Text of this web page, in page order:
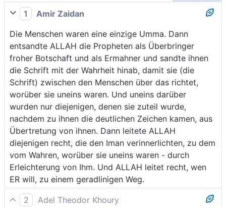
1
Amir Zaidan
Die Menschen waren eine einzige Umma. Dann
entsandte ALLAH die Propheten als Überbringer
froher Botschaft und als Ermahner und sandte ihnen
die Schrift mit der Wahrheit hinab, damit sie (die
Schrift) zwischen den Menschen über das richtet,
worüber sie uneins waren. Und uneins darüber
wurden nur diejenigen, denen sie zuteil wurde,
nachdem zu ihnen die deutlichen Zeichen kamen, aus
Übertretung von ihnen. Dann leitete ALLAH
diejenigen recht, die den Iman verinnerlichten, zu dem
vom Wahren, worüber sie uneins waren - durch
Erleichterung von Ihm. Und ALLAH leitet recht, wen
ER will, zu einem geradlinigen Weg.
2
Adel Theodor Khoury